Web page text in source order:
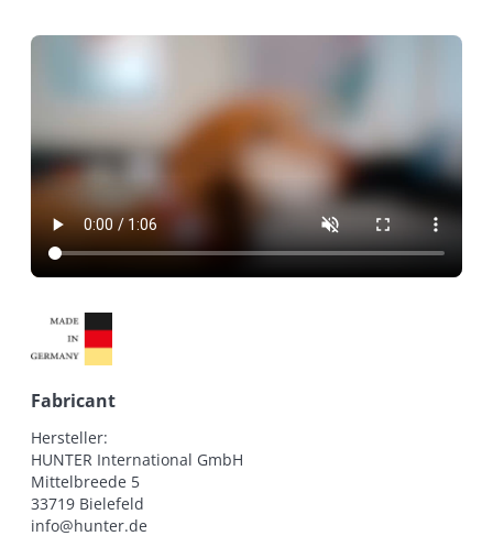
Fabricant
Hersteller:
HUNTER International GmbH
Mittelbreede 5
33719 Bielefeld
info@hunter.de